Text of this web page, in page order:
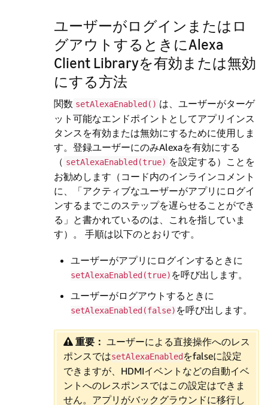
ユーザーがログインまたはロ
グアウトするときにAlexa
Client Libraryを有効または無効
にする方法
関数 setAlexaEnabled() は、ユーザーがターゲ
ット可能なエンドポイントとしてアプリインス
タンスを有効または無効にするために使用しま
す。登録ユーザーにのみAlexaを有効にする
（ setAlexaEnabled(true) を設定する）ことを
お勧めします（コード内のインラインコメント
に、「アクティブなユーザーがアプリにログイ
ンするまでこのステップを遅らせることができ
る」と書かれているのは、これを指していま
す）。 手順は以下のとおりです。
ユーザーがアプリにログインするときに
setAlexaEnabled(true) を呼び出します。
ユーザーがログアウトするときに
setAlexaEnabled(false) を呼び出します。
重要： ユーザーによる直接操作へのレス
ポンスではsetAlexaEnabled をfalseに設定
できますが、HDMIイベントなどの自動イベ
ントへのレスポンスではこの設定はできま
せん。アプリがバックグラウンドに移行し